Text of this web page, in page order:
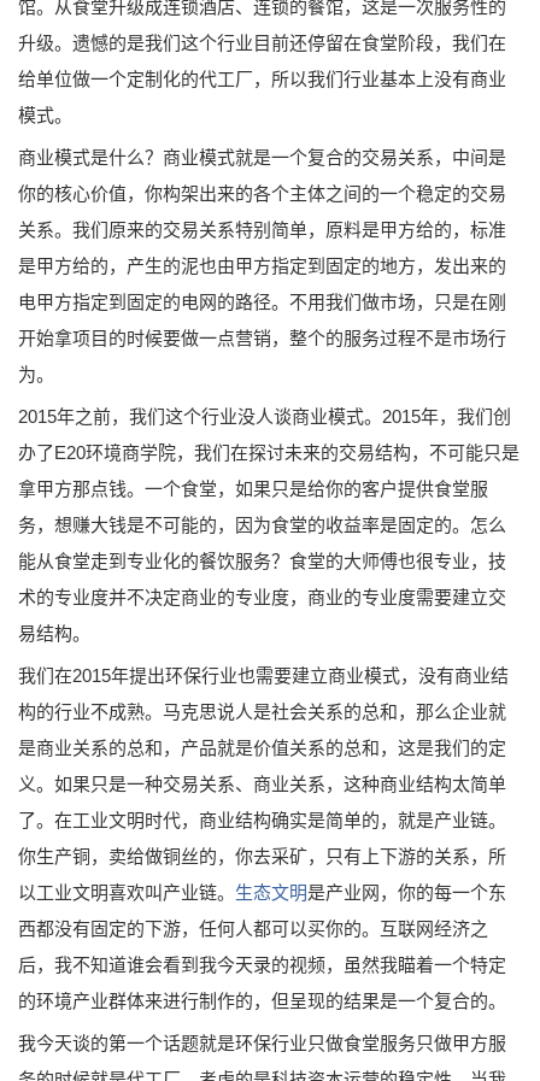
馆。从食堂升级成连锁酒店、连锁的餐馆，这是一次服务性的
升级。遗憾的是我们这个行业目前还停留在食堂阶段，我们在
给单位做一个定制化的代工厂，所以我们行业基本上没有商业
模式。
商业模式是什么？商业模式就是一个复合的交易关系，中间是
你的核心价值，你构架出来的各个主体之间的一个稳定的交易
关系。我们原来的交易关系特别简单，原料是甲方给的，标准
是甲方给的，产生的泥也由甲方指定到固定的地方，发出来的
电甲方指定到固定的电网的路径。不用我们做市场，只是在刚
开始拿项目的时候要做一点营销，整个的服务过程不是市场行
为。
2015年之前，我们这个行业没人谈商业模式。2015年，我们创
办了E20环境商学院，我们在探讨未来的交易结构，不可能只是
拿甲方那点钱。一个食堂，如果只是给你的客户提供食堂服
务，想赚大钱是不可能的，因为食堂的收益率是固定的。怎么
能从食堂走到专业化的餐饮服务？食堂的大师傅也很专业，技
术的专业度并不决定商业的专业度，商业的专业度需要建立交
易结构。
我们在2015年提出环保行业也需要建立商业模式，没有商业结
构的行业不成熟。马克思说人是社会关系的总和，那么企业就
是商业关系的总和，产品就是价值关系的总和，这是我们的定
义。如果只是一种交易关系、商业关系，这种商业结构太简单
了。在工业文明时代，商业结构确实是简单的，就是产业链。
你生产铜，卖给做铜丝的，你去采矿，只有上下游的关系，所
以工业文明喜欢叫产业链。 生态文明是产业网，你的每一个东
西都没有固定的下游，任何人都可以买你的。互联网经济之
后，我不知道谁会看到我今天录的视频，虽然我瞄着一个特定
的环境产业群体来进行制作的，但呈现的结果是一个复合的。
我今天谈的第一个话题就是环保行业只做食堂服务只做甲方服